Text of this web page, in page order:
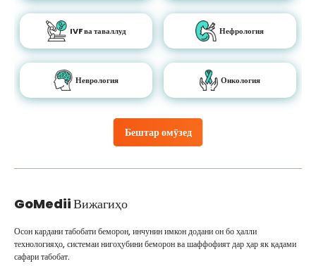
Бештар омӯзед
IVF ва таваллуд Нефрология
Неврология Онкология
GoMediiВижагиҳо
Осон кардани табобати беморон, инчунин имкон додани он бо ҳалли
технологияҳо, системаи нигоҳубини беморон ва шаффофият дар ҳар як қадами
сафари табобат.